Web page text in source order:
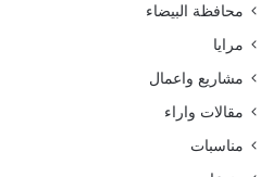
محافظة البيضاء
مرايا
مشاريع واعمال
مقالات واراء
مناسبات